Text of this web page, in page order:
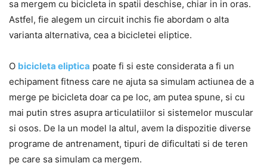
sa mergem cu bicicleta in spatii deschise, chiar in in oras.
Astfel, fie alegem un circuit inchis fie abordam o alta
varianta alternativa, cea a bicicletei eliptice.
O bicicleta eliptica poate fi si este considerata a fi un
echipament fitness care ne ajuta sa simulam actiunea de a
merge pe bicicleta doar ca pe loc, am putea spune, si cu
mai putin stres asupra articulatiilor si sistemelor muscular
si osos. De la un model la altul, avem la dispozitie diverse
programe de antrenament, tipuri de dificultati si de teren
pe care sa simulam ca mergem.